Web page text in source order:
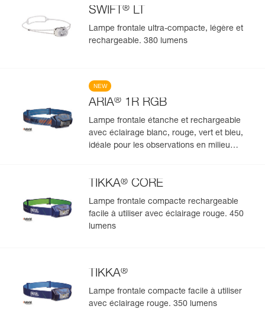
SWIFT ® LT
Lampe frontale ultra-compacte, légère et
rechargeable. 380 lumens
NEW
ARIA® 1R RGB
Lampe frontale étanche et rechargeable
avec éclairage blanc, rouge, vert et bleu,
idéale pour les observations en milieu
TIKKA® CORE
Lampe frontale compacte rechargeable
facile à utiliser avec éclairage rouge. 450
lumens
TIKKA®
Lampe frontale compacte facile à utiliser
avec éclairage rouge. 350 lumens